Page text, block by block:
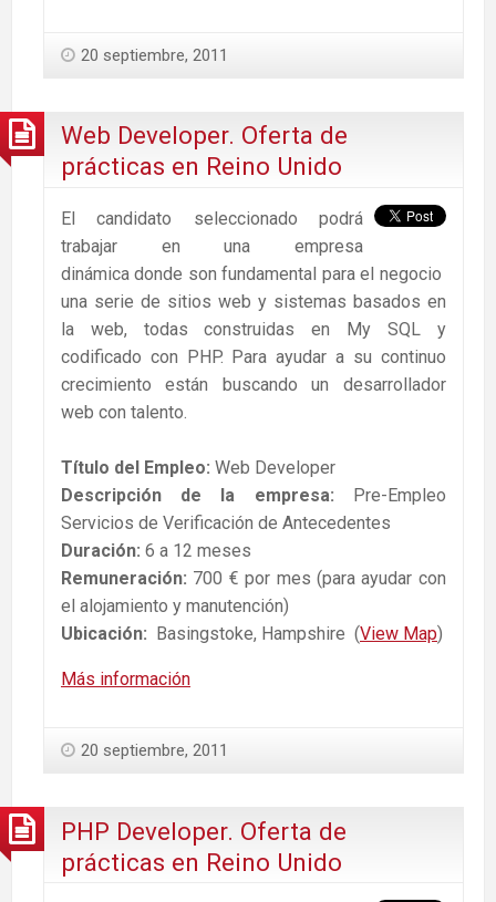
20 septiembre, 2011
Web Developer. Oferta de
prácticas en Reino Unido
El candidato seleccionado podrá
trabajar en una empresa
dinámica donde son fundamental para el negocio
una serie de sitios web y sistemas basados ​​en
la web, todas construidas en My SQL y
codificado con PHP. Para ayudar a su continuo
crecimiento están buscando un desarrollador
web con talento.
Título del Empleo: Web Developer
Descripción de la empresa: Pre-Empleo
Servicios de Verificación de Antecedentes
Duración: 6 a 12 meses
Remuneración: 700 € por mes (para ayudar con
el alojamiento y manutención)
Ubicación: Basingstoke, Hampshire (View Map)
Más información
20 septiembre, 2011
PHP Developer. Oferta de
prácticas en Reino Unido